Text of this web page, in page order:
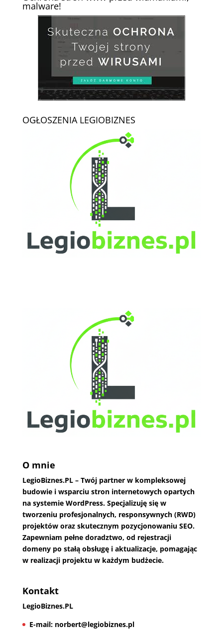
malware!
OGŁOSZENIA LEGIOBIZNES
O mnie
LegioBiznes.PL– Twój partner w kompleksowej
budowie i wsparciu stron internetowych opartych
na systemie WordPress. Specjalizuję się w
tworzeniu profesjonalnych, responsywnych (RWD)
projektów oraz skutecznym pozycjonowaniu SEO.
Zapewniam pełne doradztwo, od rejestracji
domeny po stałą obsługę i aktualizacje, pomagając
w realizacji projektu w każdym budżecie.
Kontakt
LegioBiznes.PL
E-mail:norbert@legiobiznes.pl